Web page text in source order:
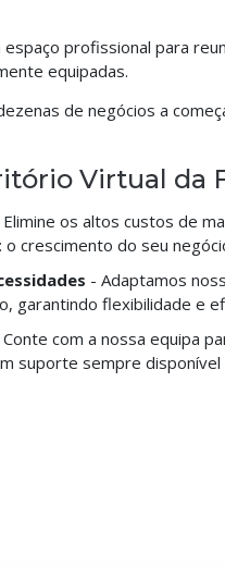
profissional para
equipadas.
de negócios a
Virtual da
Elimine os altos custos de
crescimento do seu
- Adaptamos
garantindo flexibilidade e
Conte com a nossa equipa
suporte sempre disponível